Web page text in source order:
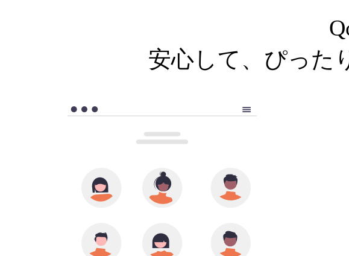
安心して、ぴった